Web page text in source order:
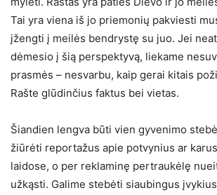
Tai yra viena iš jo priemonių pakviesti
įžengti į meilės bendrystę su juo. Jei
dėmesio į šią perspektyvą, liekame
prasmės – nesvarbu, kaip gerai kitais
Rašte glūdinčius faktus bei vietas.
Šiandien lengva būti vien gyvenimo
žiūrėti reportažus apie potvynius ar
laidose, o per reklaminę pertraukėlę
užkąsti. Galime stebėti siaubingus